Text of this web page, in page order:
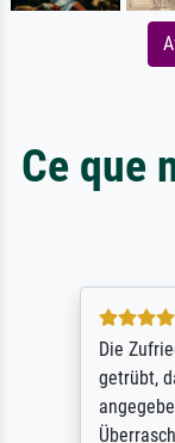
Ce que
Die
getrübt,